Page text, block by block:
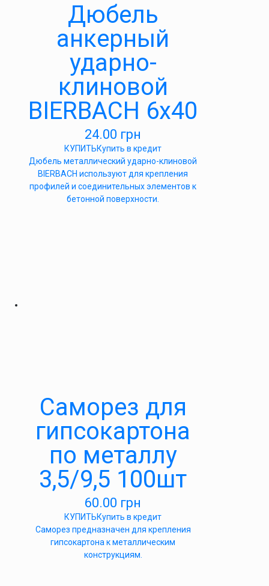
Дюбель
анкерный
ударно-
клиновой
BIERBACH 6х40
24.00 грн
КУПИТЬКупить в кредит
Дюбель металлический ударно-клиновой
BIERBACH используют для крепления
профилей и соединительных элементов к
бетонной поверхности.
Саморез для
гипсокартона
по металлу
3,5/9,5 100шт
60.00 грн
КУПИТЬКупить в кредит
Саморез предназначен для крепления
гипсокартона к металлическим
конструкциям.